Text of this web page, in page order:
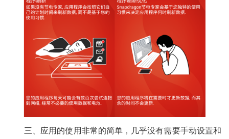
三、应用的使用非常的简单，几乎没有需要手动设置和